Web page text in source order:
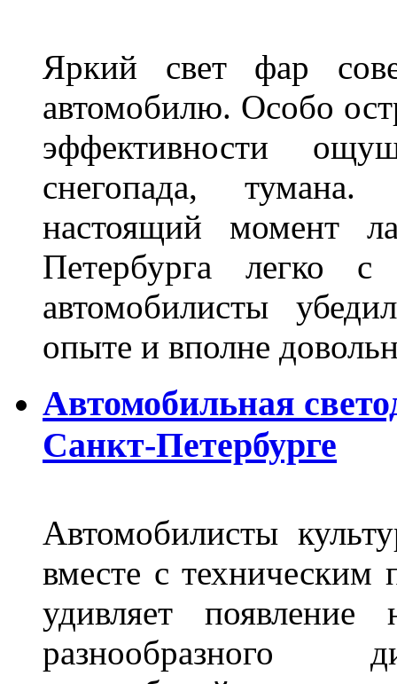
Яркий свет фар
автомобилю. Особо
эффективности
снегопада,
настоящий момент
Петербурга легко
автомобилисты
опыте и вполне
Автомобильная
Санкт-Петербурге
Автомобилисты
вместе с техническим
удивляет
разнообразного